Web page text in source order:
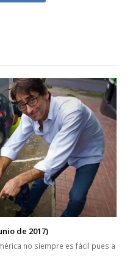
de 2017)
no siempre es fácil pues a